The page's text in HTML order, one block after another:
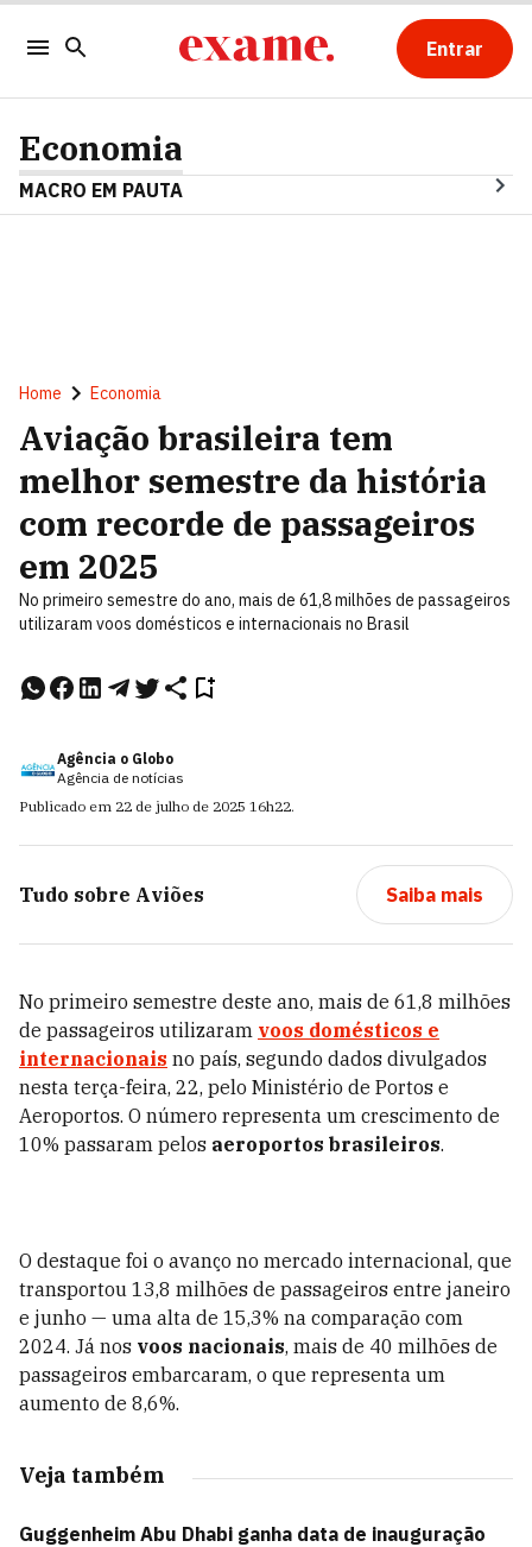
Entrar
Economia
MACRO EM PAUTA
Home Economia
Aviação brasileira tem
melhor semestre da história
com recorde de passageiros
em 2025
No primeiro semestre do ano, mais de 61,8 milhões de passageiros
utilizaram voos domésticos e internacionais no Brasil
Agência o Globo
Agência de notícias
Publicado em 22 de julho de 2025 16h22.
Tudo sobre Aviões Saiba mais
No primeiro semestre deste ano, mais de 61,8 milhões
de passageiros utilizaram voos domésticos e
internacionais no país, segundo dados divulgados
nesta terça-feira, 22, pelo Ministério de Portos e
Aeroportos. O número representa um crescimento de
10% passaram pelos aeroportos brasileiros.
O destaque foi o avanço no mercado internacional, que
transportou 13,8 milhões de passageiros entre janeiro
e junho — uma alta de 15,3% na comparação com
2024. Já nos voos nacionais, mais de 40 milhões de
passageiros embarcaram, o que representa um
aumento de 8,6%.
Veja também
Guggenheim Abu Dhabi ganha data de inauguração